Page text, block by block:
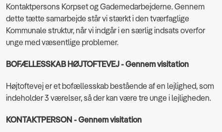
Kontaktpersons Korpset og Gademedarbejderne. Gennem
dette tætte samarbejde står vi stærkt i den tværfaglige
Kommunale struktur, når vi indgår i en særlig indsats overfor
unge med væsentlige problemer.
BOFÆLLESSKAB HØJTOFTEVEJ - Gennem visitation
Højtoftevej er et bofællesskab bestående af en lejlighed, som
indeholder 3 værelser, så der kan være tre unge i lejligheden.
KONTAKTPERSON - Gennem visitation